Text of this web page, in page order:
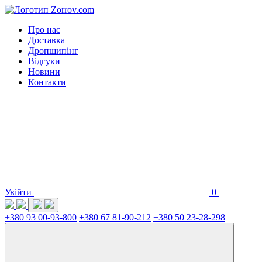
Про нас
Доставка
Дропшипінг
Відгуки
Новини
Контакти
Увійти 0
+380 93 00-93-800 +380 67 81-90-212 +380 50 23-28-298